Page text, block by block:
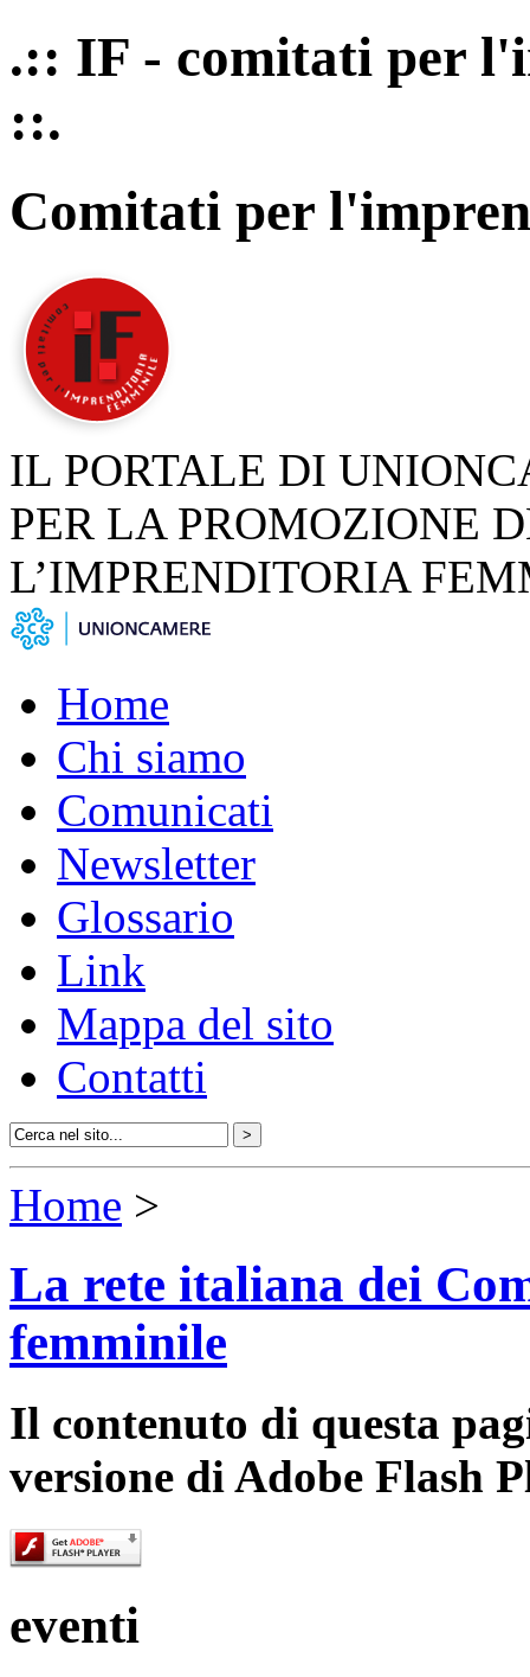
.:: IF - comitati per
::.
Comitati per
IL PORTALE DI
PER LA PROMOZIONE
L’IMPRENDITORIA
Home
Chi siamo
Comunicati
Newsletter
Glossario
Link
Mappa del sito
Contatti
Home >
La rete italiana dei
femminile
Il contenuto di questa
versione di Adobe Flash
eventi